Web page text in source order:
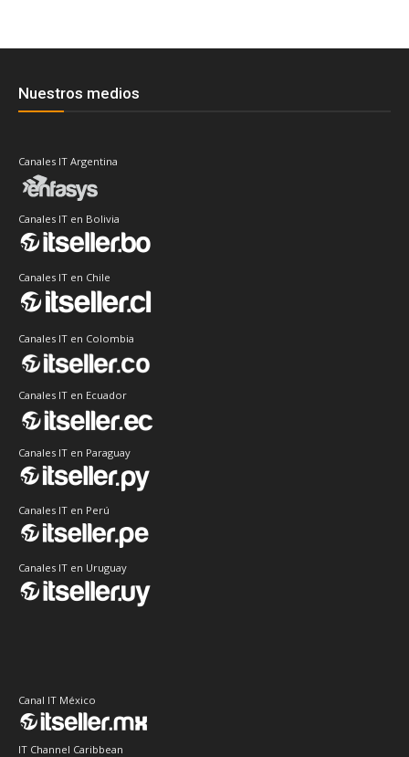
Nuestros medios
Canales IT Argentina
Canales IT en Bolivia
Canales IT en Chile
Canales IT en Colombia
Canales IT en Ecuador
Canales IT en Paraguay
Canales IT en Perú
Canales IT en Uruguay
Canal IT México
IT Channel Caribbean